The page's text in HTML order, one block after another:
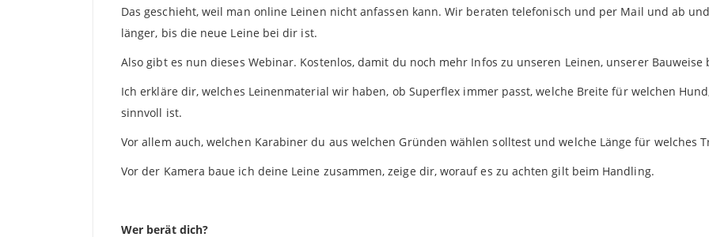
Das geschieht, weil man online Leinen nicht anfassen kann. Wir beraten telefonisch und per Mail und ab
länger, bis die neue Leine bei dir ist.
Also gibt es nun dieses Webinar. Kostenlos, damit du noch mehr Infos zu unseren Leinen, unserer Bauweise
Ich erkläre dir, welches Leinenmaterial wir haben, ob Superflex immer passt, welche Breite für welchen
sinnvoll ist.
Vor allem auch, welchen Karabiner du aus welchen Gründen wählen solltest und welche Länge für welches
Vor der Kamera baue ich deine Leine zusammen, zeige dir, worauf es zu achten gilt beim Handling.
Wer berät dich?